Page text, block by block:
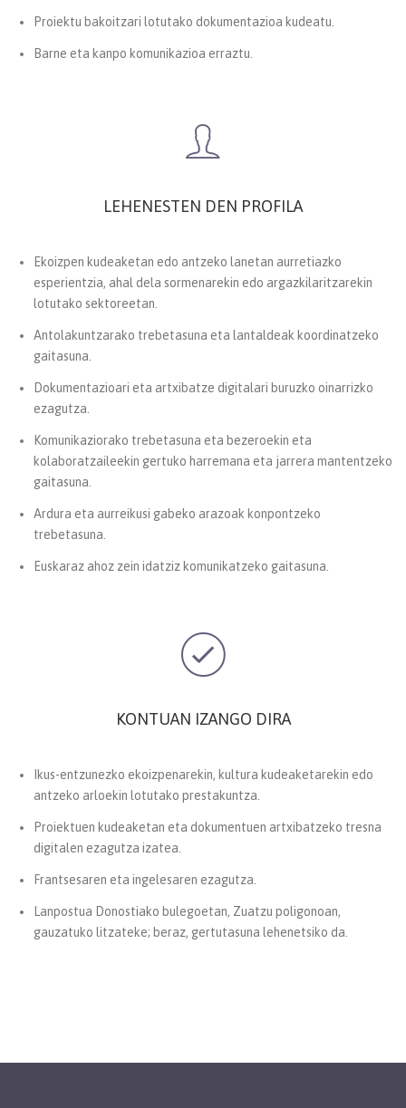
Proiektu bakoitzari lotutako dokumentazioa kudeatu.
Barne eta kanpo komunikazioa erraztu.
LEHENESTEN DEN PROFILA
Ekoizpen kudeaketan edo antzeko lanetan aurretiazko
esperientzia, ahal dela sormenarekin edo argazkilaritzarekin
lotutako sektoreetan.
Antolakuntzarako trebetasuna eta lantaldeak koordinatzeko
gaitasuna.
Dokumentazioari eta artxibatze digitalari buruzko oinarrizko
ezagutza.
Komunikaziorako trebetasuna eta bezeroekin eta
kolaboratzaileekin gertuko harremana eta jarrera mantentzeko
gaitasuna.
Ardura eta aurreikusi gabeko arazoak konpontzeko
trebetasuna.
Euskaraz ahoz zein idatziz komunikatzeko gaitasuna.
KONTUAN IZANGO DIRA
Ikus-entzunezko ekoizpenarekin, kultura kudeaketarekin edo
antzeko arloekin lotutako prestakuntza.
Proiektuen kudeaketan eta dokumentuen artxibatzeko tresna
digitalen ezagutza izatea.
Frantsesaren eta ingelesaren ezagutza.
Lanpostua Donostiako bulegoetan, Zuatzu poligonoan,
gauzatuko litzateke; beraz, gertutasuna lehenetsiko da.